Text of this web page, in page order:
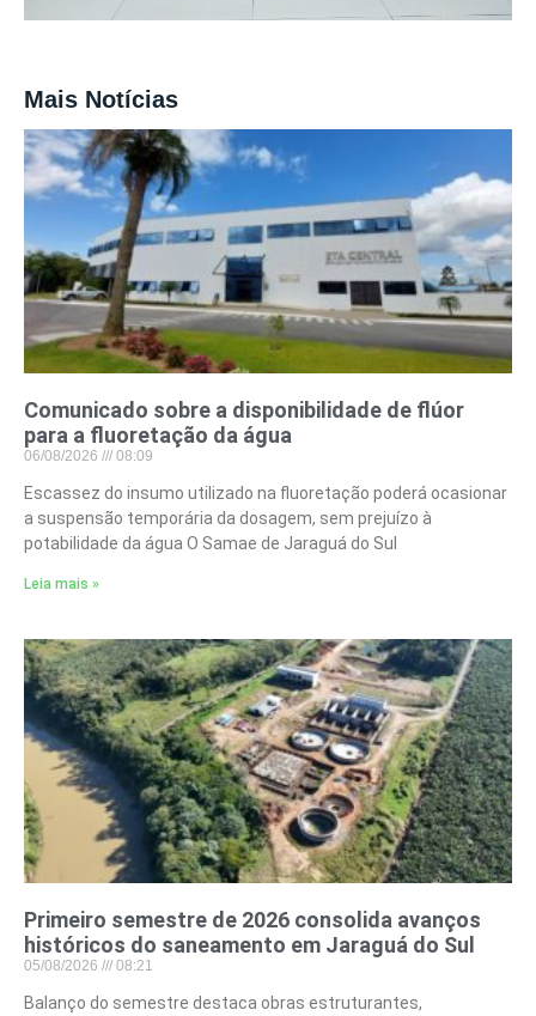
Mais Notícias
Comunicado sobre a disponibilidade de flúor
para a fluoretação da água
06/08/2026 08:09
Escassez do insumo utilizado na fluoretação poderá ocasionar
a suspensão temporária da dosagem, sem prejuízo à
potabilidade da água O Samae de Jaraguá do Sul
Leia mais »
Primeiro semestre de 2026 consolida avanços
históricos do saneamento em Jaraguá do Sul
05/08/2026 08:21
Balanço do semestre destaca obras estruturantes,